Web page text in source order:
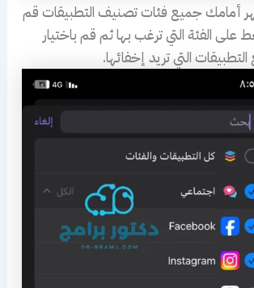
أمامك جميع فئات تصنيف التطبيقات قم
على الفئة التي ترغب بها ثم قم باختيار
التي تريد إخفائها.